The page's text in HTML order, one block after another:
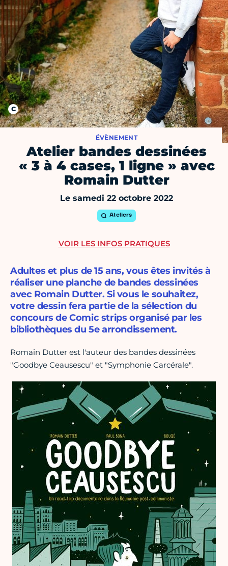
ÉVÈNEMENT
Atelier bandes dessinées
« 3 à 4 cases, 1 ligne » avec
Romain Dutter
Le samedi 22 octobre 2022
Ateliers
Adultes et plus de 15 ans, vous êtes invités à
réaliser une planche de bandes dessinées
avec Romain Dutter. Si vous le souhaitez,
votre dessin fera partie de la sélection du
concours de Comic strips organisé par les
bibliothèques du 5e arrondissement.
Romain Dutter est l'auteur des bandes dessinées
"Goodbye Ceausescu" et "Symphonie Carcérale".
VOIR LES INFOS PRATIQUES